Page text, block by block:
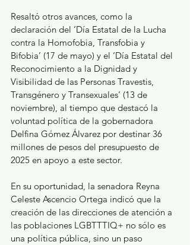
Resaltó otros avances, como la
declaración del ‘Día Estatal de la Lucha
contra la Homofobia, Transfobia y
Bifobia’ (17 de mayo) y el ‘Día Estatal del
Reconocimiento a la Dignidad y
Visibilidad de las Personas Travestis,
Transgénero y Transexuales’ (13 de
noviembre), al tiempo que destacó la
voluntad política de la gobernadora
Delfina Gómez Álvarez por destinar 36
millones de pesos del presupuesto de
2025 en apoyo a este sector.
En su oportunidad, la senadora Reyna
Celeste Ascencio Ortega indicó que la
creación de las direcciones de atención a
las poblaciones LGBTTTIQ+ no sólo es
una política pública, sino un paso